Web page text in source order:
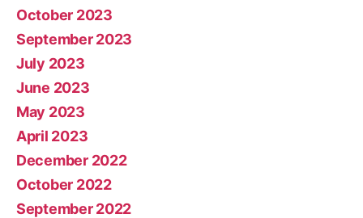
October 2023
September 2023
July 2023
June 2023
May 2023
April 2023
December 2022
October 2022
September 2022